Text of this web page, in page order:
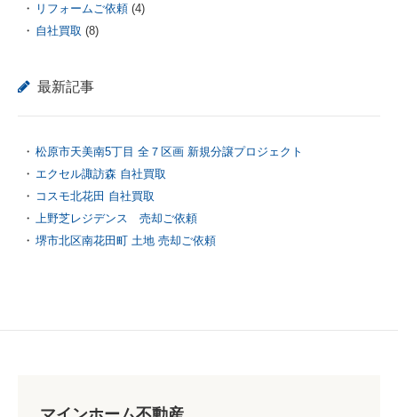
リフォームご依頼 (4)
自社買取 (8)
最新記事
松原市天美南5丁目 全７区画 新規分譲プロジェクト
エクセル諏訪森 自社買取
コスモ北花田 自社買取
上野芝レジデンス 売却ご依頼
堺市北区南花田町 土地 売却ご依頼